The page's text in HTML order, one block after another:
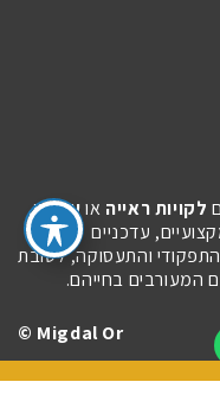
לקויות ראייה אועיוורון.
עדכניים
והתעסוקה, לטובת
המעורבים בחייהם.
Migdal Or ©